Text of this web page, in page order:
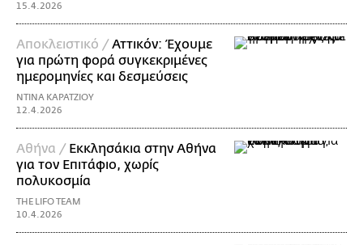
15.4.2026
Αποκλειστικό / Αττικόν: Έχουμε
για πρώτη φορά συγκεκριμένες
ημερομηνίες και δεσμεύσεις
ΝΤΙΝΑ ΚΑΡΑΤΖΙΟΥ
12.4.2026
Αθήνα / Εκκλησάκια στην Αθήνα
για τον Επιτάφιο, χωρίς
πολυκοσμία
THE LIFO TEAM
10.4.2026